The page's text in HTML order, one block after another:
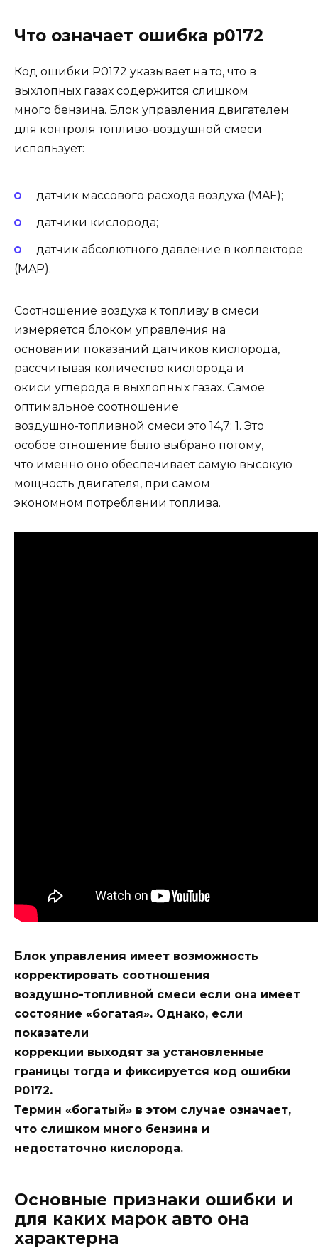
Что означает ошибка p0172
Код ошибки P0172 указывает на то, что в
выхлопных газах содержится слишком
много бензина. Блок управления двигателем
для контроля топливо-воздушной смеси
использует:
датчик массового расхода воздуха (MAF);
датчики кислорода;
датчик абсолютного давление в коллекторе
(MAP).
Соотношение воздуха к топливу в смеси
измеряется блоком управления на
основании показаний датчиков кислорода,
рассчитывая количество кислорода и
окиси углерода в выхлопных газах. Самое
оптимальное соотношение
воздушно-топливной смеси это 14,7: 1. Это
особое отношение было выбрано потому,
что именно оно обеспечивает самую высокую
мощность двигателя, при самом
экономном потреблении топлива.
Блок управления имеет возможность
корректировать соотношения
воздушно-топливной смеси если она имеет
состояние «богатая». Однако, если
показатели
коррекции выходят за установленные
границы тогда и фиксируется код ошибки
P0172.
Термин «богатый» в этом случае означает,
что слишком много бензина и
недостаточно кислорода.
Основные признаки ошибки и
для каких марок авто она
характерна